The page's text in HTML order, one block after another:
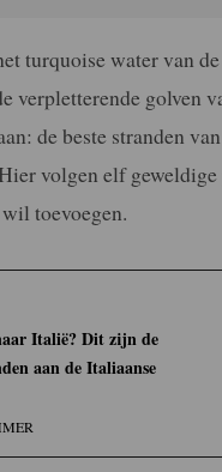
turquoise water van
verpletterende golven
de beste stranden
volgen elf
toevoegen.
Italië? Dit zijn de
aan de Italiaanse